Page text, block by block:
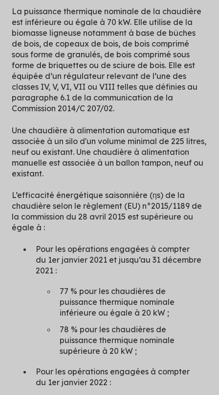
La puissance thermique nominale de la chaudière
est inférieure ou égale à 70 kW. Elle utilise de la
biomasse ligneuse notamment à base de bûches
de bois, de copeaux de bois, de bois comprimé
sous forme de granulés, de bois comprimé sous
forme de briquettes ou de sciure de bois. Elle est
équipée d’un régulateur relevant de l’une des
classes IV, V, VI, VII ou VIII telles que définies au
paragraphe 6.1 de la communication de la
Commission 2014/C 207/02.
Une chaudière à alimentation automatique est
associée à un silo d'un volume minimal de 225 litres,
neuf ou existant. Une chaudière à alimentation
manuelle est associée à un ballon tampon, neuf ou
existant.
L’efficacité énergétique saisonnière (ηs) de la
chaudière selon le règlement (EU) n°2015/1189 de
la commission du 28 avril 2015 est supérieure ou
égale à :
Pour les opérations engagées à compter
du 1er janvier 2021 et jusqu’au 31 décembre
2021 :
77 % pour les chaudières de
puissance thermique nominale
inférieure ou égale à 20 kW ;
78 % pour les chaudières de
puissance thermique nominale
supérieure à 20 kW ;
Pour les opérations engagées à compter
du 1er janvier 2022 :